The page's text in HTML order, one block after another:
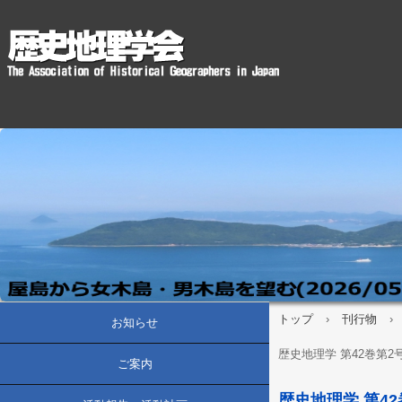
トップ › 刊行物 ›
歴史地理学 第42巻第2
お知らせ
ご案内